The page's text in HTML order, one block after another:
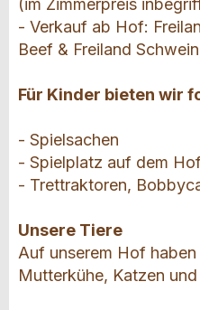
(im Zimmerpreis
- Verkauf ab Hof:
Beef & Freiland
Für Kinder bieten wir
- Spielsachen
- Spielplatz auf dem
- Trettraktoren,
Unsere Tiere
Auf unserem Hof haben
Mutterkühe, Katzen